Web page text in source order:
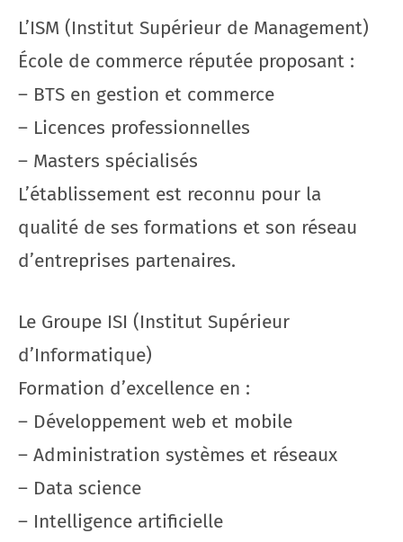
L’ISM (Institut Supérieur de Management)
École de commerce réputée proposant :
– BTS en gestion et commerce
– Licences professionnelles
– Masters spécialisés
L’établissement est reconnu pour la
qualité de ses formations et son réseau
d’entreprises partenaires.
Le Groupe ISI (Institut Supérieur
d’Informatique)
Formation d’excellence en :
– Développement web et mobile
– Administration systèmes et réseaux
– Data science
– Intelligence artificielle